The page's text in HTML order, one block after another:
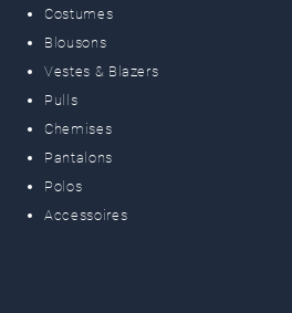
Costumes
Blousons
Vestes & Blazers
Pulls
Chemises
Pantalons
Polos
Accessoires